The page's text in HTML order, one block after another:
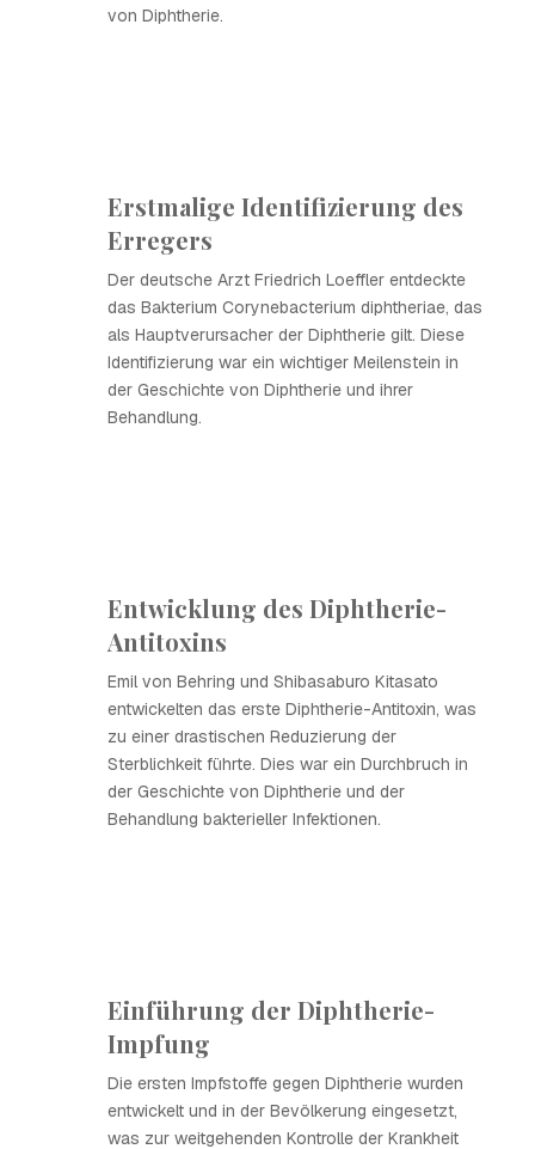
von Diphtherie.
Erstmalige Identifizierung des
Erregers
Der deutsche Arzt Friedrich Loeffler entdeckte
das Bakterium Corynebacterium diphtheriae, das
als Hauptverursacher der Diphtherie gilt. Diese
Identifizierung war ein wichtiger Meilenstein in
der Geschichte von Diphtherie und ihrer
Behandlung.
Entwicklung des Diphtherie-
Antitoxins
Emil von Behring und Shibasaburo Kitasato
entwickelten das erste Diphtherie-Antitoxin, was
zu einer drastischen Reduzierung der
Sterblichkeit führte. Dies war ein Durchbruch in
der Geschichte von Diphtherie und der
Behandlung bakterieller Infektionen.
Einführung der Diphtherie-
Impfung
Die ersten Impfstoffe gegen Diphtherie wurden
entwickelt und in der Bevölkerung eingesetzt,
was zur weitgehenden Kontrolle der Krankheit